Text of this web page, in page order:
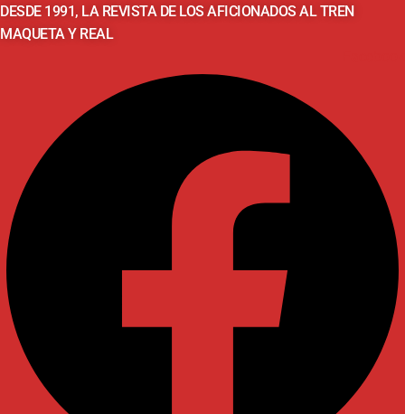
DESDE 1991, LA REVISTA DE LOS AFICIONADOS AL TREN
MAQUETA Y REAL